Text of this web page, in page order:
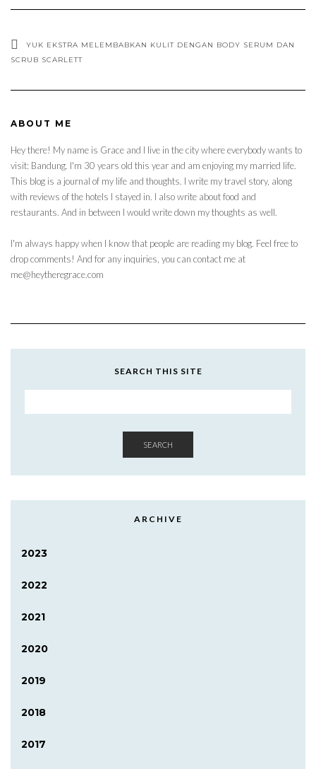
YUK EKSTRA MELEMBABKAN KULIT DENGAN BODY SERUM DAN
SCRUB SCARLETT
ABOUT ME
Hey there! My name is Grace and I live in the city where everybody wants to
visit: Bandung. I'm 30 years old this year and am enjoying my married life.
This blog is a journal of my life and thoughts. I write my travel story, along
with reviews of the hotels I stayed in. I also write about food and
restaurants. And in between I would write down my thoughts as well.
I'm always happy when I know that people are reading my blog. Feel free to
drop comments! And for any inquiries, you can contact me at
me@heytheregrace.com
SEARCH THIS SITE
SEARCH
ARCHIVE
2023
2022
2021
2020
2019
2018
2017